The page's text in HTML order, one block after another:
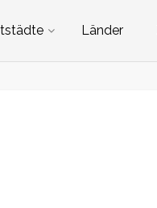
Länder